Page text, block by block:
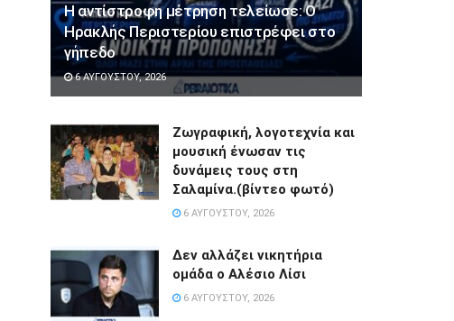
Η αντίστροφη μέτρηση τελείωσε: Ο
Ηρακλής Περιστερίου επιστρέφει στο
γήπεδο
6 ΑΥΓΟΎΣΤΟΥ, 2026
Ζωγραφική, λογοτεχνία και
μουσική ένωσαν τις
δυνάμεις τους στη
Σαλαμίνα.(βίντεο φωτό)
6 ΑΥΓΟΎΣΤΟΥ, 2026
Δεν αλλάζει νικητήρια
ομάδα ο Αλέσιο Λίσι
6 ΑΥΓΟΎΣΤΟΥ, 2026